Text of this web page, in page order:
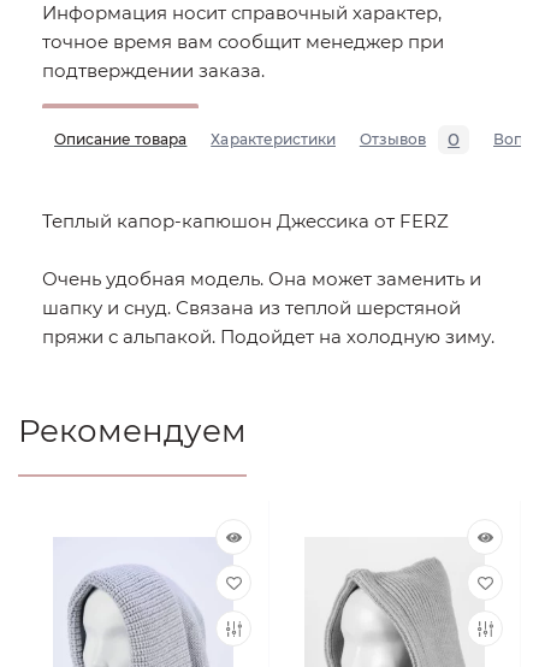
Информация носит справочный характер,
точное время вам сообщит менеджер при
подтверждении заказа.
Описание товара Характеристики Отзывов 0
Теплый капор-капюшон Джессика от FERZ
Очень удобная модель. Она может заменить и
шапку и снуд. Связана из теплой шерстяной
пряжи с альпакой. Подойдет на холодную зиму.
Рекомендуем